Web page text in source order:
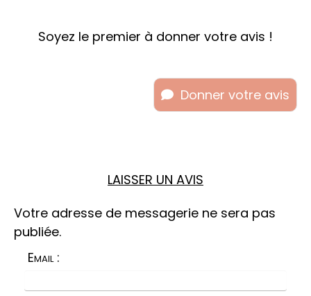
Soyez le premier à donner votre avis !
Donner votre avis
LAISSER UN AVIS
Votre adresse de messagerie ne sera pas
publiée.
Email :